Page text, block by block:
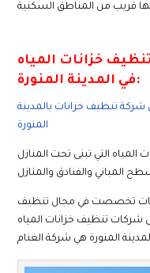
خزانات المياه
في المدينة المنورة:
تنظيف خزانات بالمدينة
المنورة
التي تبنى تحت المنازل
تخصصت في مجال تنظيف
شركات تنظيف خزانات المياه